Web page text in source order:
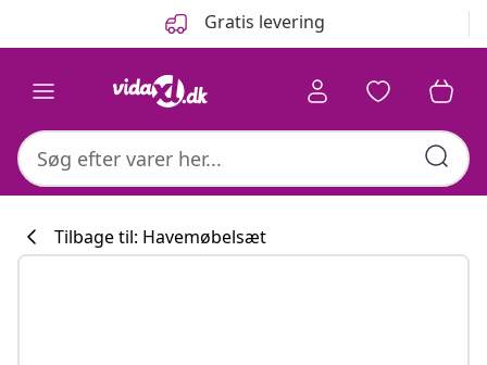
Gratis levering
Tilbage til: Havemøbelsæt